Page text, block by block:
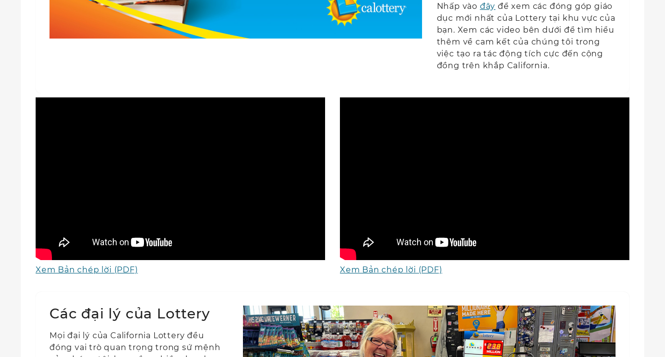
Nhấp vào đây để xem các đóng góp giáo
dục mới nhất của Lottery tại khu vực của
bạn. Xem các video bên dưới để tìm hiểu
thêm về cam kết của chúng tôi trong
việc tạo ra tác động tích cực đến cộng
đồng trên khắp California.
Xem Bản chép lời (PDF) Xem Bản chép lời (PDF)
Các đại lý của Lottery
Mọi đại lý của California Lottery đều
đóng vai trò quan trọng trong sứ mệnh